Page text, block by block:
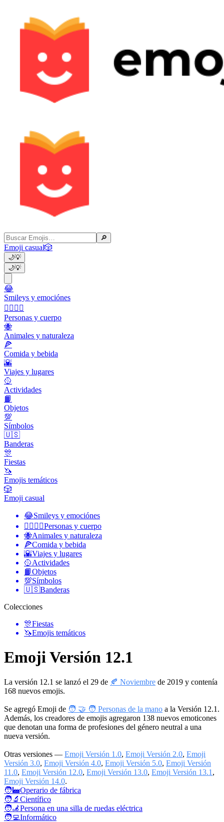
🔎
Emoji casual🎲
🌙💡
🌙💡
😂
Smileys y emociónes
👩‍❤️‍💋‍👨
Personas y cuerpo
🐝
Animales y naturaleza
🍕
Comida y bebida
🌇
Viajes y lugares
🥎
Actividades
📙
Objetos
💯
Símbolos
🇺🇸
Banderas
🎊
Fiestas
🦄
Emojis temáticos
🎲
Emoji casual
😂Smileys y emociónes
👩‍❤️‍💋‍👨Personas y cuerpo
🐝Animales y naturaleza
🍕Comida y bebida
🌇Viajes y lugares
🥎Actividades
📙Objetos
💯Símbolos
🇺🇸Banderas
Colecciones
🎊Fiestas
🦄Emojis temáticos
Emoji Versión 12.1
La versión 12.1 se lanzó el 29 de 🍂 Noviembre de 2019 y contenía
168 nuevos emojis.
Se agregó Emoji de 🧑 🤝 🧑 Personas de la mano a la Versión 12.1.
Además, los creadores de emojis agregaron 138 nuevos emoticones
que denotan una forma de profesiones del género neutral a una
nueva versión.
Otras versiones — Emoji Versión 1.0, Emoji Versión 2.0, Emoji
Versión 3.0, Emoji Versión 4.0, Emoji Versión 5.0, Emoji Versión
11.0, Emoji Versión 12.0, Emoji Versión 13.0, Emoji Versión 13.1 ,
Emoji Versión 14.0.
🧑‍🏭Operario de fábrica
🧑‍🔬 Científico
🧑‍🦼Persona en una silla de ruedas eléctrica
🧑‍💻Informático